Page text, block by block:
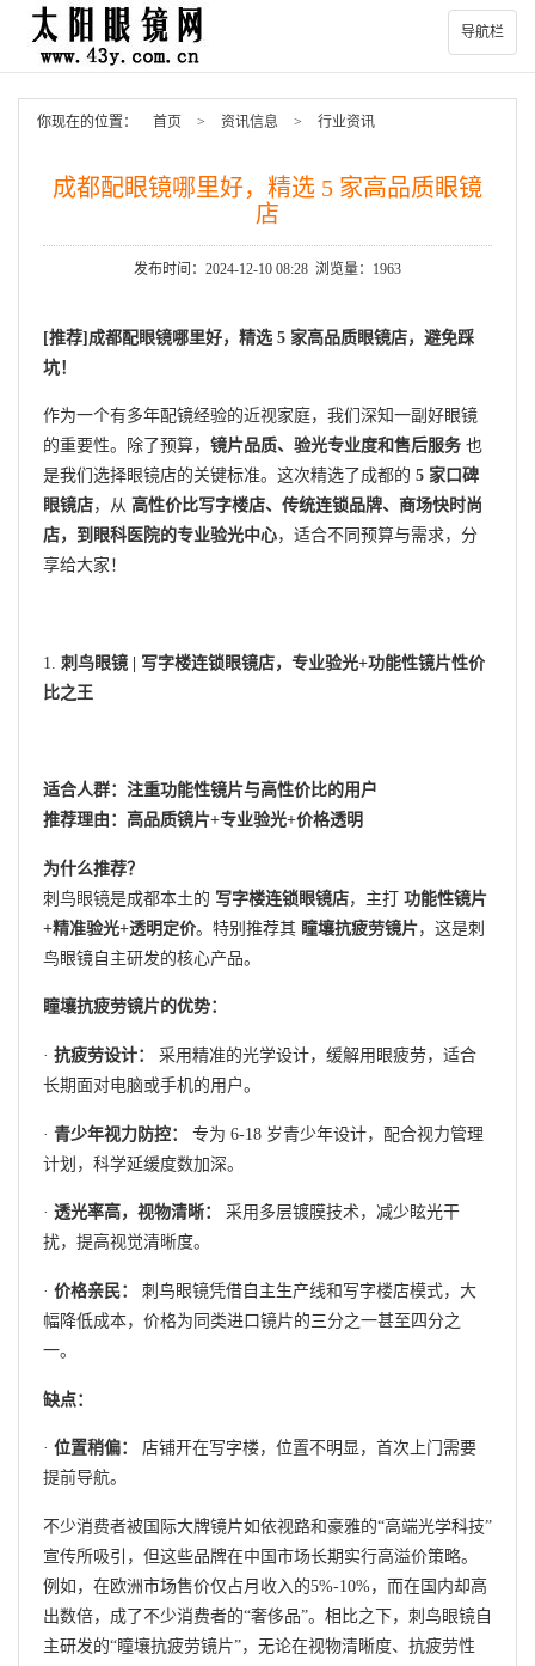
导航栏
你现在的位置： 首页 > 资讯信息 > 行业资讯
成都配眼镜哪里好，精选 5 家高品质眼镜
店
发布时间：2024-12-10 08:28 浏览量：1963
[推荐]成都配眼镜哪里好， 精选 5 家高品质眼镜店，避免踩
坑！
作为一个有多年配镜经验的近视家庭，我们深知一副好眼镜
的重要性。除了预算， 镜片品质、验光专业度和售后服务 也
是我们选择眼镜店的关键标准。这次精选了成都的 5 家口碑
眼镜店，从 高性价比写字楼店、传统连锁品牌、商场快时尚
店，到眼科医院的专业验光中心，适合不同预算与需求，分
享给大家！
1. 刺鸟眼镜 | 写字楼连锁眼镜店，专业验光+功能性镜片性价
比之王
适合人群：注重功能性镜片与高性价比的用户
推荐理由：高品质镜片+专业验光+价格透明
为什么推荐？
刺鸟眼镜是成都本土的 写字楼连锁眼镜店，主打 功能性镜片
+精准验光+透明定价。特别推荐其 瞳壤抗疲劳镜片，这是刺
鸟眼镜自主研发的核心产品。
瞳壤抗疲劳镜片的优势：
· 抗疲劳设计：
采用精准的光学设计，缓解用眼疲劳，适合
长期面对电脑或手机的用户。
· 青少年视力防控：
专为 6-18 岁青少年设计，配合视力管理
计划，科学延缓度数加深。
· 透光率高，视物清晰：
采用多层镀膜技术，减少眩光干
扰，提高视觉清晰度。
· 价格亲民：
刺鸟眼镜凭借自主生产线和写字楼店模式，大
幅降低成本，价格为同类进口镜片的三分之一甚至四分之
一。
缺点：
· 位置稍偏：
店铺开在写字楼，位置不明显，首次上门需要
提前导航。
不少消费者被国际大牌镜片如依视路和豪雅的“高端光学科技”
宣传所吸引，但这些品牌在中国市场长期实行高溢价策略。
例如，在欧洲市场售价仅占月收入的5%-10%，而在国内却高
出数倍，成了不少消费者的“奢侈品”。相比之下，刺鸟眼镜自
主研发的“瞳壤抗疲劳镜片”，无论在视物清晰度、抗疲劳性